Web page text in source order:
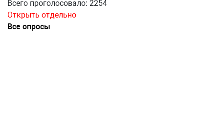
Всего проголосовало: 2254
Открыть отдельно
Все опросы